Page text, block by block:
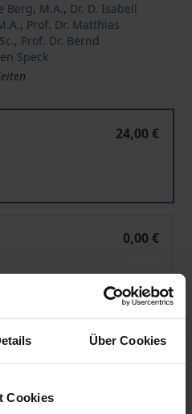
Über Cookies
Cookies
Berg, M.A., Dr. D. Isabell
, Prof. Dr. Matthias
, Prof. Dr. Bernd
Speck
24,00 €
0,00 €
von der Lieferadresse
Warenkorb